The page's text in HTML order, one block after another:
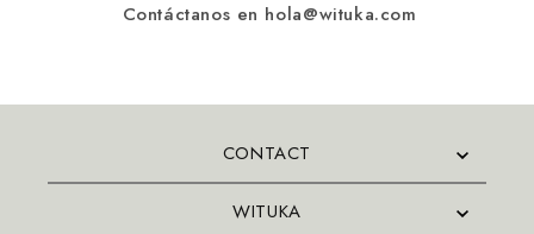
Contáctanos en hola@wituka.com
CONTACT
WITUKA